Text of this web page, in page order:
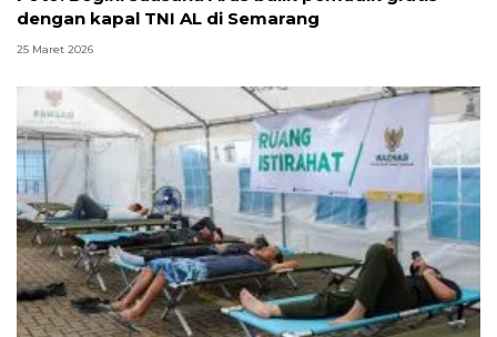
dengan kapal TNI AL di Semarang
25 Maret 2026